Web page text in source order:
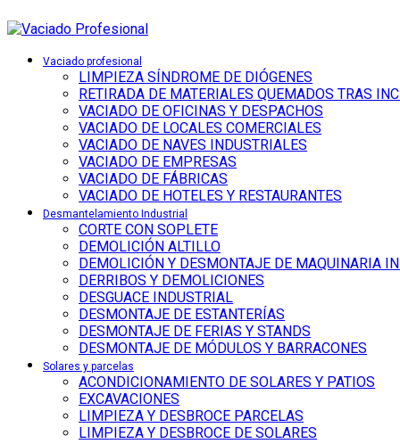
Vaciado profesional
LIMPIEZA SÍNDROME DE DIÓGENES
RETIRADA DE MATERIALES QUEMADOS TRAS
VACIADO DE OFICINAS Y DESPACHOS
VACIADO DE LOCALES COMERCIALES
VACIADO DE NAVES INDUSTRIALES
VACIADO DE EMPRESAS
VACIADO DE FÁBRICAS
VACIADO DE HOTELES Y RESTAURANTES
Desmantelamiento Industrial
CORTE CON SOPLETE
DEMOLICIÓN ALTILLO
DEMOLICIÓN Y DESMONTAJE DE MAQUINARIA
DERRIBOS Y DEMOLICIONES
DESGUACE INDUSTRIAL
DESMONTAJE DE ESTANTERÍAS
DESMONTAJE DE FERIAS Y STANDS
DESMONTAJE DE MÓDULOS Y BARRACONES
Solares y parcelas
ACONDICIONAMIENTO DE SOLARES Y PATIOS
EXCAVACIONES
LIMPIEZA Y DESBROCE PARCELAS
LIMPIEZA Y DESBROCE DE SOLARES